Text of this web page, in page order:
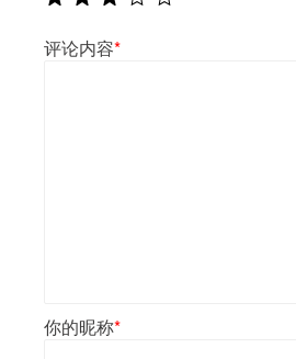
评论内容*
你的昵称*